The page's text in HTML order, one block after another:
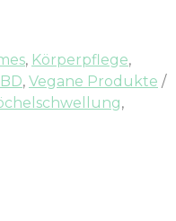
, Körperpflege,
, Vegane Produkte
,